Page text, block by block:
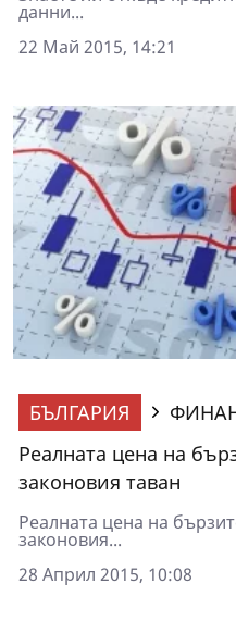
данни...
22 Май 2015, 14:21
БЪЛГАРИЯ
Реалната цена на
законовия таван
Реалната цена на
законовия...
28 Април 2015, 10:08